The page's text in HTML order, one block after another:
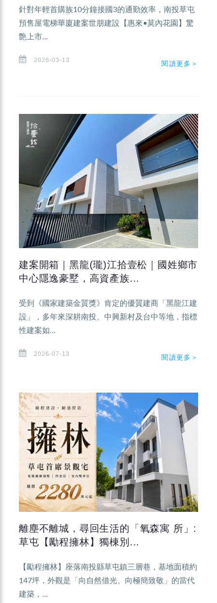
針對年輕首購族10分鐘接國3的通勤效率，南投草屯
預售屋電梯華廈建案世朋建設【惠來•莫內花園】驚
艶上市...
2026-03-13 閱讀更多＞
建案開箱｜黑龍(瓏)江拾壹松｜國姓鄉市
中心隱逸豪墅，高資產族...
受到《國家建築金質獎》肯定的優質建商「黑龍江建
設」，多年來深耕南投、中興新村及台中等地，指標
性建案如...
2026-07-13 閱讀更多＞
離塵不離城，尋回生活的「氧森寓 所」:
草屯【勵程擁林】獨棟別...
【勵程擁林】座落南投縣草屯鎮三層巷，基地面積約
147坪，外觀是「向自然借光、向極簡致敬」的當代
建築，...